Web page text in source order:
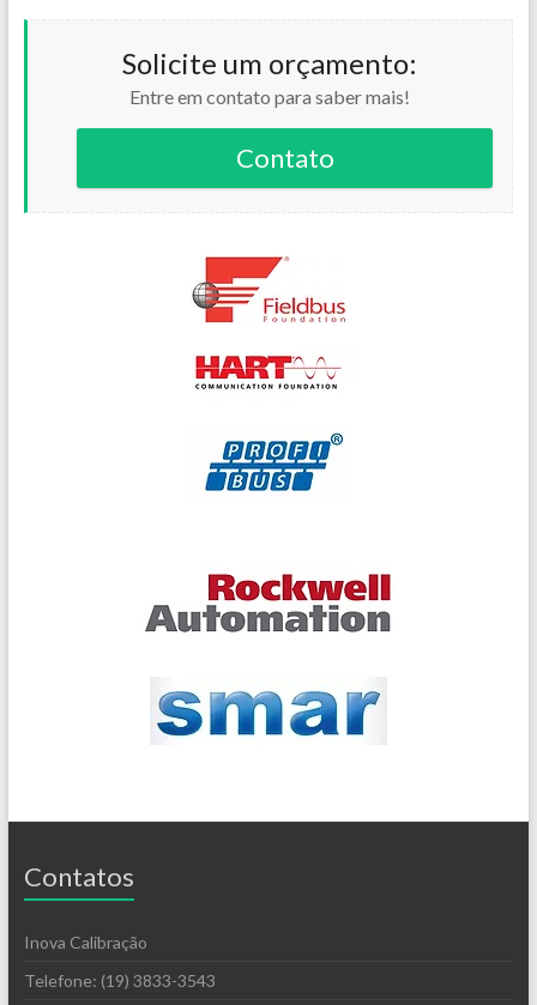
Solicite um orçamento:
Entre em contato para saber mais!
Contato
Contatos
Inova Calibração
Telefone: (19) 3833-3543